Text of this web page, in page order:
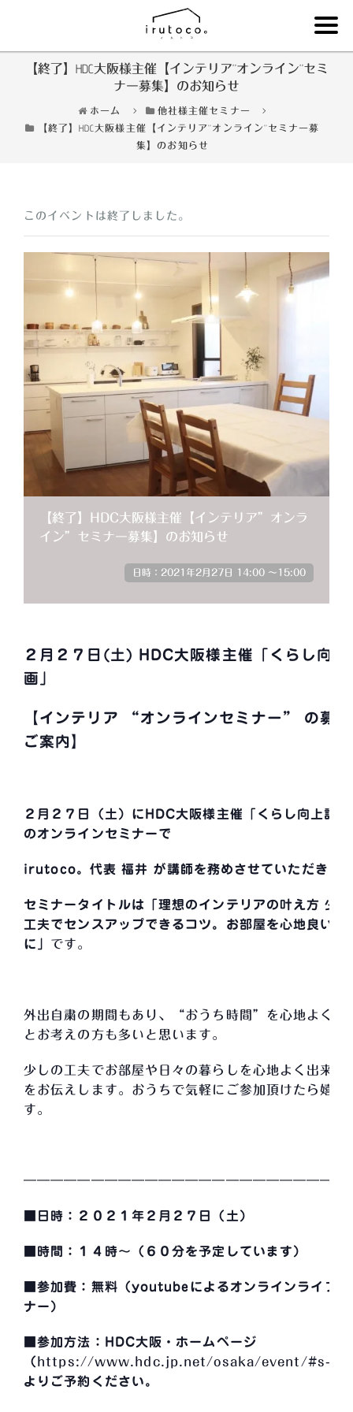
【終了】HDC大阪様主催【インテリア”オンライン”セミ
ナー募集】のお知らせ
ホーム > 他社様主催セミナー
>
【終了】HDC大阪様主催【インテリア”オンライン”セミナー募
集】のお知らせ
このイベントは終了しました。
【終了】HDC大阪様主催【インテリア”オンラ
イン”セミナー募集】のお知らせ
2021年2月27日 14:00 ～ 15:00
２月２７日(土)
HDC大阪様主催「くらし向上
画」
【インテリア “オンラインセミナー” の募
ご案内 】
２月２７日（土）にHDC大阪様主催「くらし向上計
のオンラインセミナーで
irutoco。代表 福井 が講師を務めさせていただきま
セミナータイトルは「理想のインテリアの叶え方 少
工夫でセンスアップできるコツ。お部屋を心地良い空
に」 です。
外出自粛の期間もあり、“おうち時間”を心地よくし
とお考えの方も多いと思います。
少しの工夫でお部屋や日々の暮らしを心地よく出来る
をお伝えします。おうちで気軽にご参加頂けたら嬉し
す。
■日時：２０２１年２月２７日（土）
■時間：１４時～ （６０分を予定しています）
■参加費：無料（youtubeによるオンラインライブセ
ナー）
■参加方法：HDC大阪・ホームページ
（ https://www.hdc.jp.net/osaka/event/#s-up
よりご予約ください。